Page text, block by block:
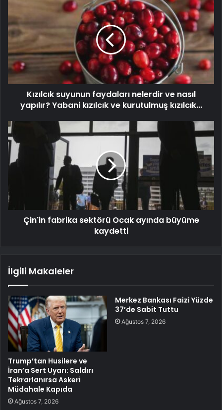
Kızılcık suyunun faydaları nelerdir ve nasıl
yapılır? Yabani kızılcık ve kurutulmuş kızılcık...
Çin'in fabrika sektörü Ocak ayında büyüme
kaydetti
İlgili Makaleler
Trump’tan Husilere ve
İran’a Sert Uyarı: Saldırı
Tekrarlanırsa Askeri
Müdahale Kapıda
Ağustos 7, 2026
Merkez Bankası Faizi Yüzde
37’de Sabit Tuttu
Ağustos 7, 2026